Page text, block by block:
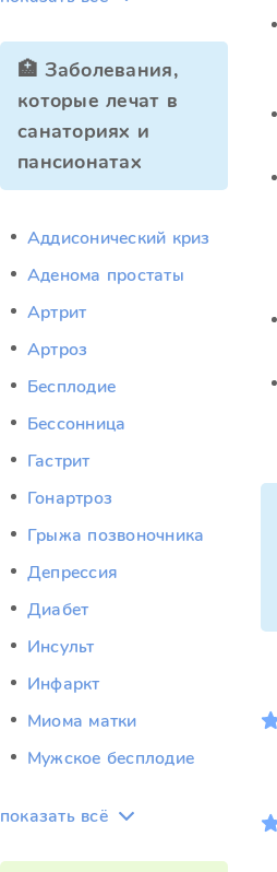
🏥 Заболевания,
которые лечат в
санаториях и
пансионатах
Аддисонический криз
Аденома простаты
Артрит
Артроз
Бесплодие
Бессонница
Гастрит
Гонартроз
Грыжа позвоночника
Депрессия
Диабет
Инсульт
Инфаркт
Миома матки
Мужское бесплодие
показать всё